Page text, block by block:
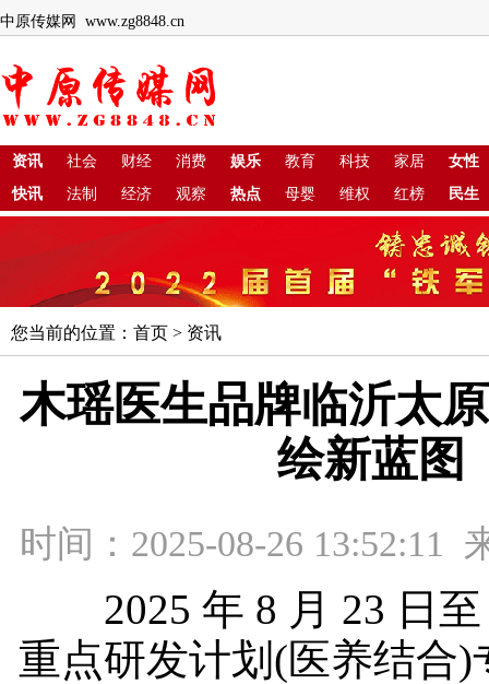
中原传媒网 www.zg8848.cn
资讯 社会 财经 消费 娱乐 教育 科技 家居
女性
快讯
法制 经济 观察 热点 母婴 维权 红榜 民生
您当前的位置： 首页 > 资讯
木瑶医生品牌临沂太
绘新蓝图
时间：2025-08-26 13:52:11
2025 年 8 月 23 日至
重点研发计划(医养结合)